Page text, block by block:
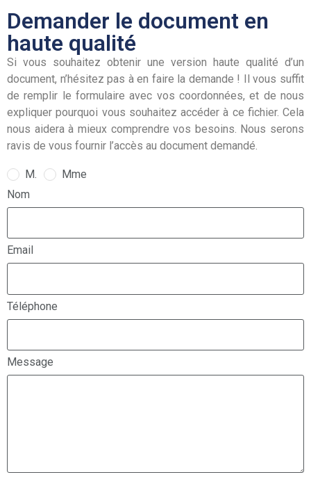
Demander le document en
haute qualité
Si vous souhaitez obtenir une version haute qualité d’un
document, n’hésitez pas à en faire la demande ! Il vous suffit
de remplir le formulaire avec vos coordonnées, et de nous
expliquer pourquoi vous souhaitez accéder à ce fichier. Cela
nous aidera à mieux comprendre vos besoins. Nous serons
ravis de vous fournir l’accès au document demandé.
M.
Mme
Nom
Email
Téléphone
Message